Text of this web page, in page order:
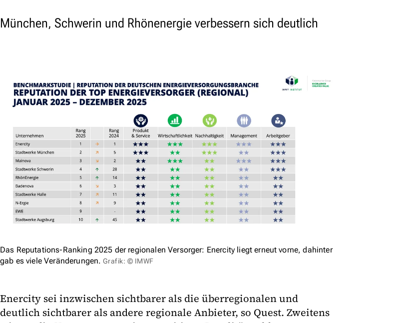
München, Schwerin und Rhönenergie verbessern sich deutlich
Das Reputations-Ranking 2025 der regionalen Versorger: Enercity liegt erneut vorne, dahinter
gab es viele Veränderungen. Grafik: © IMWF
Enercity sei inzwischen sichtbarer als die überregionalen und
deutlich sichtbarer als andere regionale Anbieter, so Quest. Zweitens